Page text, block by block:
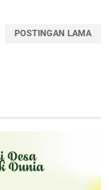
POSTINGAN LAMA